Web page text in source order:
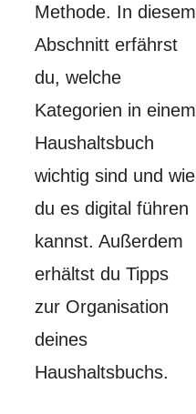
Methode. In diesem
Abschnitt erfährst
du, welche
Kategorien in einem
Haushaltsbuch
wichtig sind und wie
du es digital führen
kannst. Außerdem
erhältst du Tipps
zur Organisation
deines
Haushaltsbuchs.